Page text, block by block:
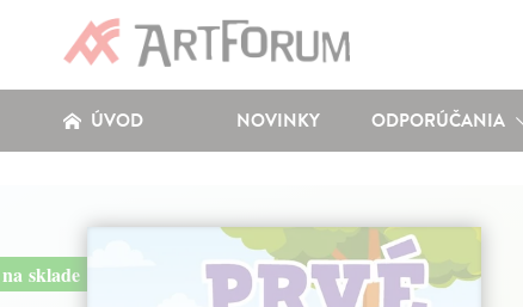
ÚVOD NOVINKY ODPORÚČANIA
na sklade